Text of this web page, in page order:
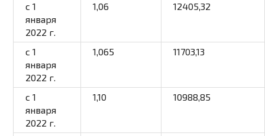
с 1
января
2022 г.
1,06 12405,32
с 1
января
2022 г.
1,065 11703,13
с 1
января
2022 г.
1,10 10988,85